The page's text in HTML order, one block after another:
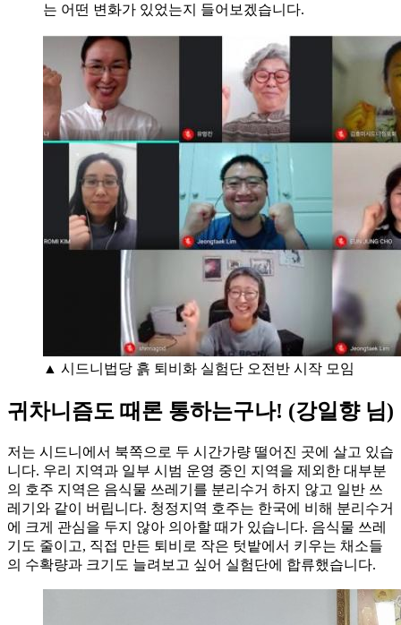
는 어떤 변화가 있었는지 들어보겠습니다.
▲ 시드니법당 흙 퇴비화 실험단 오전반 시작 모임
귀차니즘도 때론 통하는구나! (강일향 님)
저는 시드니에서 북쪽으로 두 시간가량 떨어진 곳에 살고 있습
니다. 우리 지역과 일부 시범 운영 중인 지역을 제외한 대부분
의 호주 지역은 음식물 쓰레기를 분리수거 하지 않고 일반 쓰
레기와 같이 버립니다. 청정지역 호주는 한국에 비해 분리수거
에 크게 관심을 두지 않아 의아할 때가 있습니다. 음식물 쓰레
기도 줄이고, 직접 만든 퇴비로 작은 텃밭에서 키우는 채소들
의 수확량과 크기도 늘려보고 싶어 실험단에 합류했습니다.